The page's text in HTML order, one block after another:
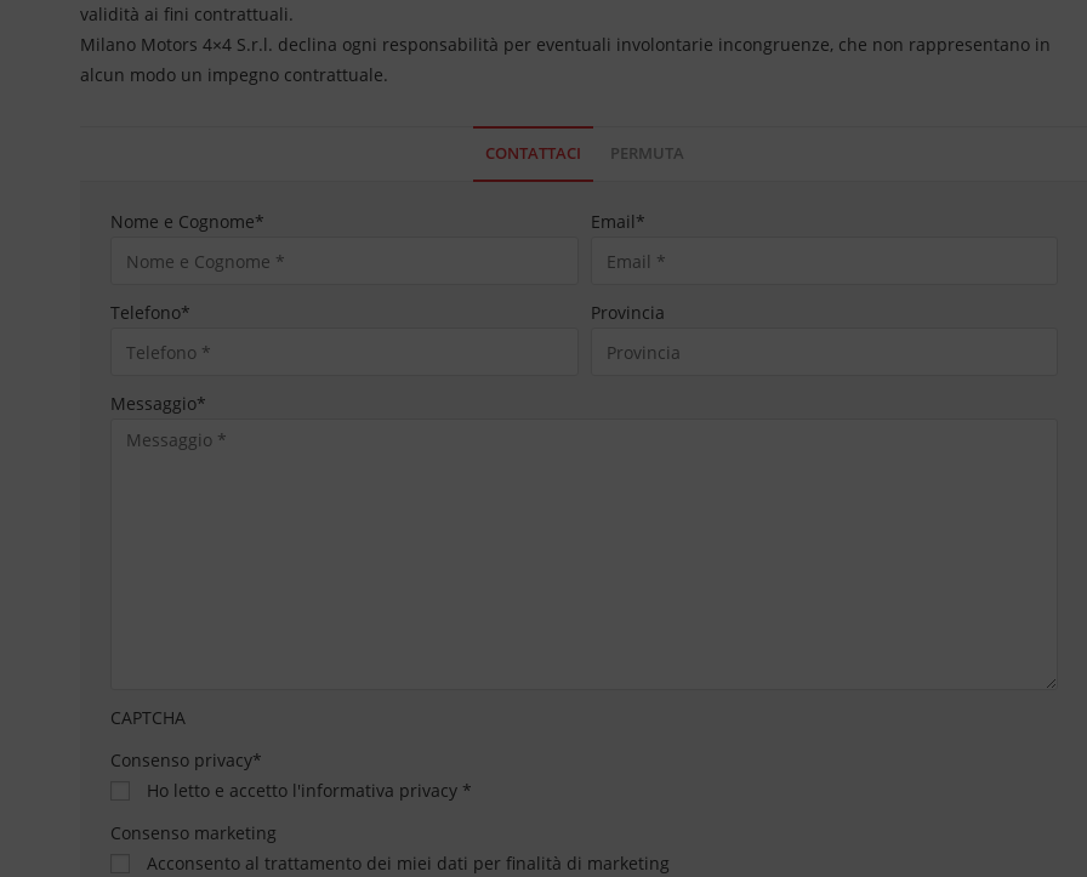
validità ai fini contrattuali.
Milano Motors 4×4 S.r.l. declina ogni responsabilità per eventuali involontarie incongruenze, che non rappresentano in
alcun modo un impegno contrattuale.
CONTATTACI PERMUTA
Nome e Cognome* Email*
Telefono* Provincia
Messaggio*
CAPTCHA
Consenso privacy*
Ho letto e accetto l'informativa privacy *
Consenso marketing
Acconsento al trattamento dei miei dati per finalità di marketing